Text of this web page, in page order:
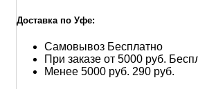
Доставка по Уфе:
Самовывоз Бесплатно
При заказе от 5000 руб.
Менее 5000 руб. 290 руб.